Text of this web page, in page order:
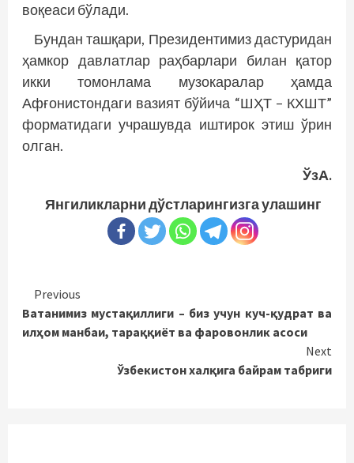
воқеаси бўлади.
Бундан ташқари, Президентимиз дастуридан
ҳамкор давлатлар раҳбарлари билан қатор
икки томонлама музокаралар ҳамда
Афғонистондаги вазият бўйича “ШҲТ – КХШТ”
форматидаги учрашувда иштирок этиш ўрин
олган.
ЎзА.
Янгиликларни дўстларингизга улашинг
Continue
Reading
Previous
Ватанимиз мустақиллиги – биз учун куч-қудрат ва
илҳом манбаи, тараққиёт ва фаровонлик асоси
Next
Ўзбекистон халқига байрам табриги